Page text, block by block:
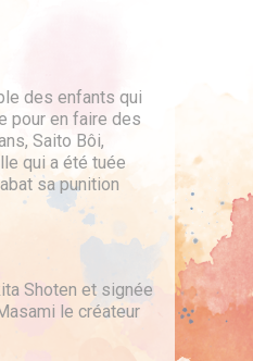
des enfants qui
pour en faire des
Saito Bôi,
qui a été tuée
sa punition
Shoten et signée
le créateur